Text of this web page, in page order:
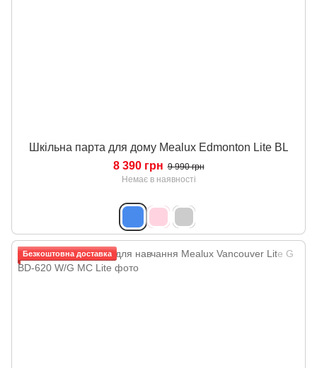
Шкільна парта для дому Mealux Edmonton Lite BL
8 390 грн 9 990 грн
Немає в наявності
Безкоштовна доставка